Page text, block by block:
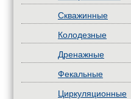
Скважинные
Колодезные
Дренажные
Фекальные
Циркуляционные